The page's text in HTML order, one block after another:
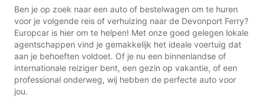
Ben je op zoek naar een auto of bestelwagen om te huren
voor je volgende reis of verhuizing naar de Devonport Ferry?
Europcar is hier om te helpen! Met onze goed gelegen lokale
agentschappen vind je gemakkelijk het ideale voertuig dat
aan je behoeften voldoet. Of je nu een binnenlandse of
internationale reiziger bent, een gezin op vakantie, of een
professional onderweg, wij hebben de perfecte auto voor
jou.